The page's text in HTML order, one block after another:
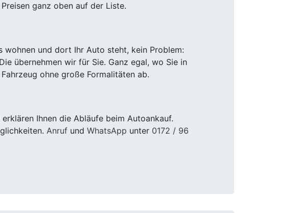
ganz oben auf der Liste.
wohnen und dort Ihr Auto steht, kein Problem:
übernehmen wir für Sie. Ganz egal, wo Sie in
ohne große Formalitäten ab.
Ihnen die Abläufe beim Autoankauf.
Anruf und WhatsApp unter 0172 / 96